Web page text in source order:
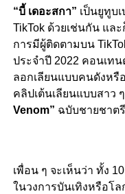
“บี้ เดอะสกา” เป็นยูทูบ
TikTok ด้วยเช่นกัน แล
การมีผู้ติดตามบน
ประจำปี 2022 คอนเทน
ลอกเลียนแบบคนดังหรื
คลิปเต้นเลียนแบบสาว ๆ
Venom” ฉบับชายชาต
เพื่อน ๆ จะเห็นว่า ทั้ง
ในวงการบันเทิงหรือโ